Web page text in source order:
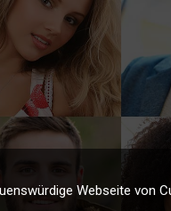
Webseite von